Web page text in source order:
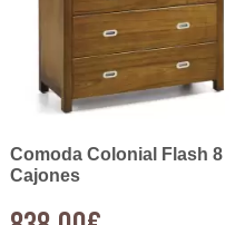
Comoda Colonial Flash 8
Cajones